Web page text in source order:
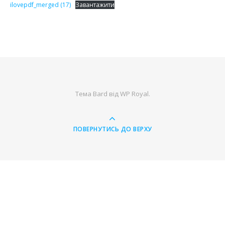
ilovepdf_merged (17) Завантажити
Тема Bard відWP Royal.
ПОВЕРНУТИСЬ ДО ВЕРХУ